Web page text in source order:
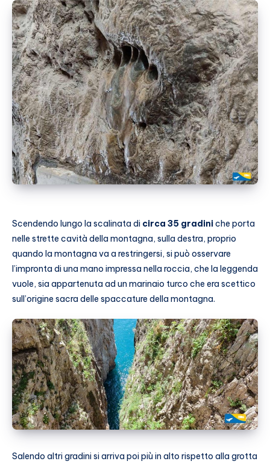
Scendendo lungo la scalinata di circa 35 gradiniche porta
nelle strette cavità della montagna, sulla destra, proprio
quando la montagna va a restringersi, si può osservare
l’impronta di una mano impressa nella roccia, che la leggenda
vuole, sia appartenuta ad un marinaio turco che era scettico
sull’origine sacra delle spaccature della montagna.
Salendo altri gradini si arriva poi più in alto rispetto alla grotta